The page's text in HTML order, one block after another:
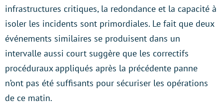
infrastructures critiques, la redondance et la capacité à
isoler les incidents sont primordiales. Le fait que deux
événements similaires se produisent dans un
intervalle aussi court suggère que les correctifs
procéduraux appliqués après la précédente panne
n’ont pas été suffisants pour sécuriser les opérations
de ce matin.